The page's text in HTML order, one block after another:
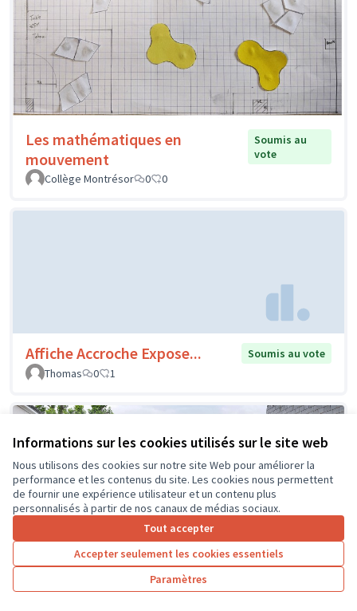
Informations sur les cookies utilisés sur le site web
Nous utilisons des cookies sur notre site Web pour améliorer la
performance et les contenus du site. Les cookies nous permettent
de fournir une expérience utilisateur et un contenu plus
personnalisés à partir de nos canaux de médias sociaux.
Tout accepter
Accepter seulement les cookies essentiels
Paramètres
Les mathématiques en
mouvement
Soumis au
vote
Collège Montrésor
0 0
Affiche Accroche Expose...
Soumis au vote
Thomas
0 1